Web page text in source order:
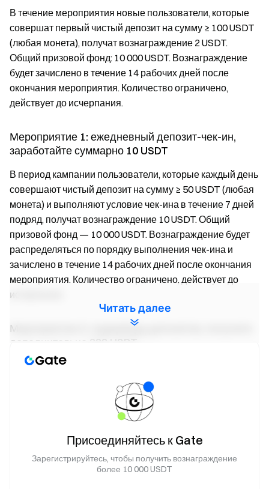
В течение мероприятия новые пользователи, которые
совершат первый чистый депозит на сумму ≥ 100 USDT
(любая монета), получат вознаграждение 2 USDT.
Общий призовой фонд: 10 000 USDT. Вознаграждение
будет зачислено в течение 14 рабочих дней после
окончания мероприятия. Количество ограничено,
действует до исчерпания.
Мероприятие 1: ежедневный депозит-чек-ин,
заработайте суммарно 10 USDT
В период кампании пользователи, которые каждый день
совершают чистый депозит на сумму ≥ 50 USDT (любая
монета) и выполняют условие чек-ина в течение 7 дней
подряд, получат вознаграждение 10 USDT. Общий
призовой фонд — 10 000 USDT. Вознаграждение будет
распределяться по порядку выполнения чек-ина и
зачислено в течение 14 рабочих дней после окончания
мероприятия. Количество ограничено, действует до
исчерпания.
Мероприятие 2: лидерборд депозитов, получите
дополнительно 888 USDT
В течение мероприятия пользователи с суммарным
чистым депозитом ≥ 1 000 USDT (любая монета) могут
разделить общий призовой фонд 50 000 USDT
пропорционально доле от общего чистого депозита,
пользователь, занявший первое место по суммарному
чистому депозиту, получит дополнительное денежное
вознаграждение 888 USDT. Вознаграждение будет
зачислено в течение 14 рабочих дней после окончания
Читать далее
Присоединяйтесь к Gate
Зарегистрируйтесь, чтобы получить вознаграждение
более 10 000 USDT